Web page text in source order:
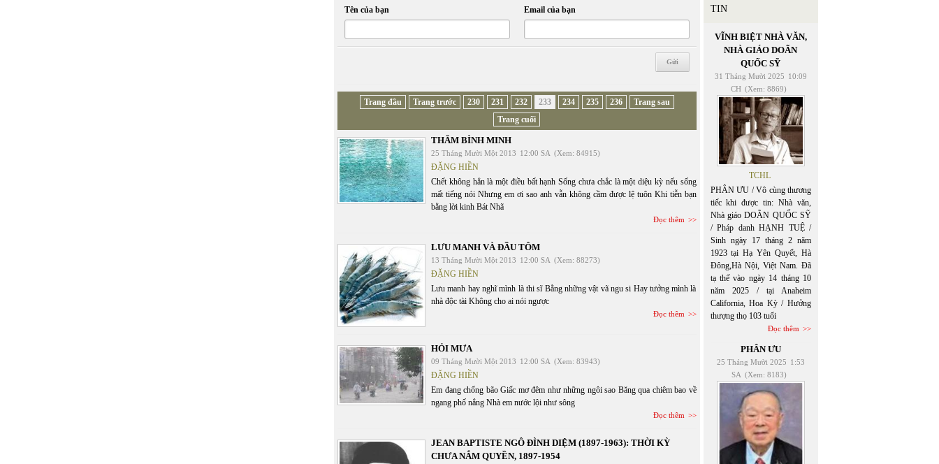
Tên của bạn Email của bạn
Trang đầu Trang trước 230 231 232 233 234 235 236
Trang sau
Trang cuối
THĂM BÌNH MINH
25 Tháng Mười Một 2013 12:00 SA (Xem: 84915)
ĐẶNG HIỀN
Chết không hẳn là một điều bất hạnh Sống chưa chắc là một diệu kỳ nếu sống
mất tiếng nói Nhưng em ơi sao anh vẫn không cầm được lệ tuôn Khi tiễn bạn
bằng lời kinh Bát Nhã
Đọc thêm
LƯU MANH VÀ ĐẦU TÔM
13 Tháng Mười Một 2013 12:00 SA (Xem: 88273)
ĐẶNG HIỀN
Lưu manh hay nghĩ mình là thi sĩ Bằng những vật vã ngu si Hay tưởng mình là
nhà độc tài Không cho ai nói ngược
Đọc thêm
HỎI MƯA
09 Tháng Mười Một 2013 12:00 SA (Xem: 83943)
ĐẶNG HIỀN
Em đang chống bão Giấc mơ đêm như những ngôi sao Băng qua chiêm bao về
ngang phố nắng Nhà em nước lội như sông
Đọc thêm
JEAN BAPTISTE NGÔ ĐÌNH DIỆM (1897-1963): THỜI KỲ
CHƯA NẮM QUYỀN, 1897-1954
TIN
VĨNH BIỆT NHÀ VĂN,
NHÀ GIÁO DOÃN
QUỐC SỸ
31 Tháng Mười 2025 10:09
CH (Xem: 8869)
TCHL
PHÂN ƯU / Vô cùng thương
tiếc khi được tin: Nhà văn,
Nhà giáo DOÃN QUỐC SỸ
/ Pháp danh HẠNH TUỆ /
Sinh ngày 17 tháng 2 năm
1923 tại Hạ Yên Quyết, Hà
Đông,Hà Nội, Việt Nam. Đã
tạ thế vào ngày 14 tháng 10
năm 2025 / tại Anaheim
California, Hoa Kỳ / Hưởng
thượng thọ 103 tuổi
Đọc thêm
PHÂN ƯU
25 Tháng Mười 2025 1:53
SA (Xem: 8183)